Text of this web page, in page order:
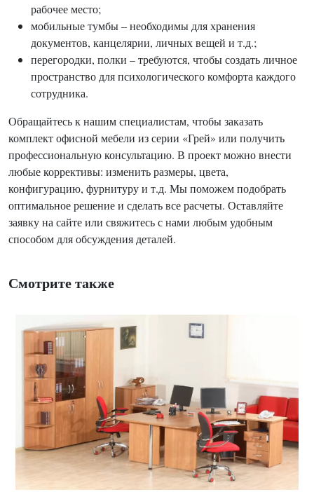
рабочее место;
мобильные тумбы – необходимы для хранения
документов, канцелярии, личных вещей и т.д.;
перегородки, полки – требуются, чтобы создать личное
пространство для психологического комфорта каждого
сотрудника.
Обращайтесь к нашим специалистам, чтобы заказать
комплект офисной мебели из серии «Грей» или получить
профессиональную консультацию. В проект можно внести
любые коррективы: изменить размеры, цвета,
конфигурацию, фурнитуру и т.д. Мы поможем подобрать
оптимальное решение и сделать все расчеты. Оставляйте
заявку на сайте или свяжитесь с нами любым удобным
способом для обсуждения деталей.
Смотрите также